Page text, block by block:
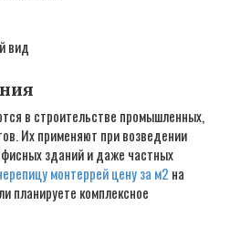
вид
в строительстве промышленных,
Их применяют при возведении
зданий и даже частных
монтеррей цену за м2 на
планируете комплексное